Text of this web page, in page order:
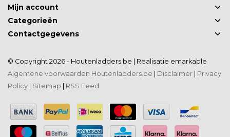
Mijn account
Categorieën
Contactgegevens
© Copyright 2026 - Houtenladders.be | Realisatie emarkable
Algemene voorwaarden Houtenladders.be
Disclaimer
Privacy
Policy
Sitemap RSS Feed